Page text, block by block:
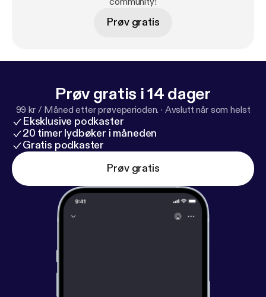
Prøv gratis
Prøv gratis i 14 dager
99 kr / Måned etter prøveperioden. · Avslutt når som helst
Eksklusive podkaster
20 timer lydbøker i måneden
Gratis podkaster
Prøv gratis